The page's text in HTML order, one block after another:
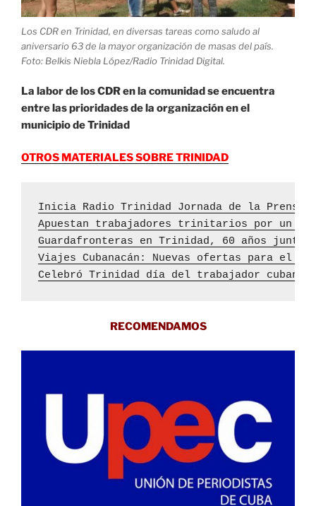
Los CDR en Trinidad, en diversas tareas como saludo al
aniversario 63 de la mayor organización de masas del país.
Foto: Belkis Niebla López/Radio Trinidad Digital.
La labor de los CDR en la comunidad se encuentra
entre las prioridades de la organización en el
municipio de Trinidad
OTROS MATERIALES SOBRE TRINIDAD
Inicia Radio Trinidad Jornada de la Prensa
Apuestan trabajadores trinitarios por un
Guardafronteras en Trinidad, 60 años
Viajes Cubanacán: Nuevas ofertas para el
Celebró Trinidad día del trabajador
RECOMENDAMOS